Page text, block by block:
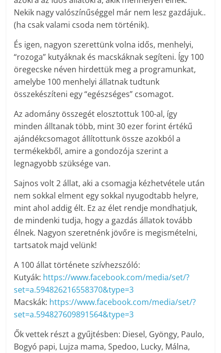
Nekik nagy valószínűséggel már nem lesz gazdájuk..
(ha csak valami csoda nem történik).
És igen, nagyon szerettünk volna idős, menhelyi,
“rozoga” kutyáknak és macskáknak segíteni. Így 100
öregecske néven hirdettük meg a programunkat,
amelybe 100 menhelyi állatnak tudtunk
összekészíteni egy “egészséges” csomagot.
Az adomány összegét elosztottuk 100-al, így
minden álltanak több, mint 30 ezer forint értékű
ajándékcsomagot állítottunk össze azokból a
termékekből, amire a gondozója szerint a
legnagyobb szüksége van.
Sajnos volt 2 állat, aki a csomagja kézhetvétele után
nem sokkal elment egy sokkal nyugodtabb helyre,
mint ahol addig élt. Ez az élet rendje mondhatjuk,
de mindenki tudja, hogy a gazdás állatok tovább
élnek. Nagyon szeretnénk jövőre is megismételni,
tartsatok majd velünk!
A 100 állat története szívhezszóló:
Kutyák: https://www.facebook.com/media/set/?
set=a.594826216558370&type=3
Macskák: https://www.facebook.com/media/set/?
set=a.594827609891564&type=3
Ők vettek részt a gyűjtésben: Diesel, Gyöngy, Paulo,
Bogyó papi, Lujza mama, Spedoo, Lucky, Málna,